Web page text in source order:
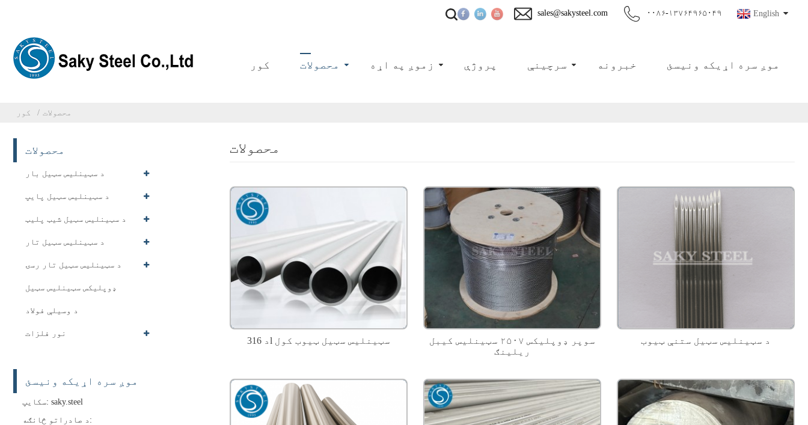
English ۰۰۸۶-۱۳۷۶۴۹۶۵۰۴۹ sales@sakysteel.com
کور محصولات زموږ په اړه پروژې سرچینې خبرونه موږ سره اړیکه ونیسئ
کور محصولات
محصولات
د سټینلیس سټیل بار
د سټینلیس سټیل پایپ
د سټینلیس سټیل شیټ پلیټ
د سټینلیس سټیل تار
د سټینلیس سټیل تار رسۍ
ډوپلیکس سټینلیس سټیل
د وسیلې فولاد
نور فلزات
موږ سره اړیکه ونیسئ
سکایپ: saky.steel
د صادراتو څانګه:
محصولات
د 316l سټینلیس سټیل ټیوب کول
سوپر ډوپلیکس ۲۵۰۷ سټینلیس کیبل
ریلینګ
د سټینلیس سټیل ستنې ټیوب